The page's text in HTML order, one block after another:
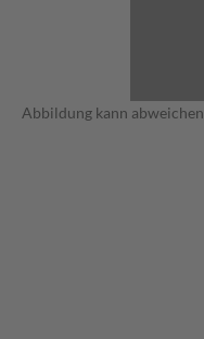
Abbildung kann abweichen